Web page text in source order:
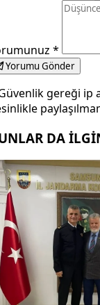
*
Yorumu Gönder
gereği ip
DA